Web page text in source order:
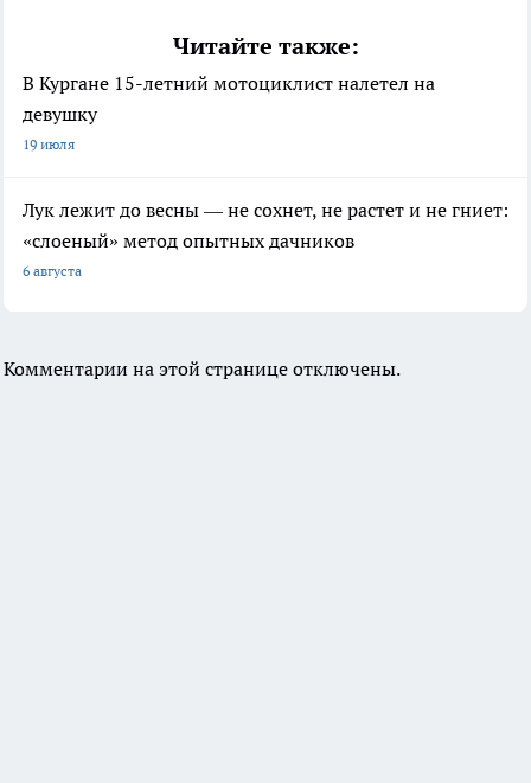
Читайте также:
В Кургане 15-летний мотоциклист налетел на
девушку
19 июля
Лук лежит до весны — не сохнет, не растет и не гниет:
«слоеный» метод опытных дачников
6 августа
Комментарии на этой странице отключены.